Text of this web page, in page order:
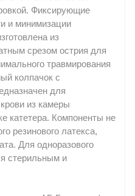
фильтр
щипцы
назначения,
использования
назначения,
тканей, в форме
Фиксирующие
и минимизации
из
срезом острия для
травмирования
колпачок с
для
из камеры
катетера. Компоненты не
резинового латекса,
Для одноразового
стерильным и